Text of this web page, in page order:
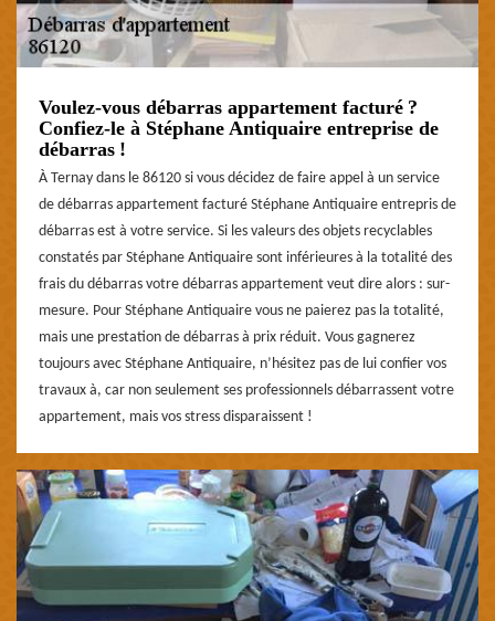
Voulez-vous débarras appartement facturé ?
Confiez-le à Stéphane Antiquaire entreprise de
débarras !
À Ternay dans le 86120 si vous décidez de faire appel à un service
de débarras appartement facturé Stéphane Antiquaire entrepris de
débarras est à votre service. Si les valeurs des objets recyclables
constatés par Stéphane Antiquaire sont inférieures à la totalité des
frais du débarras votre débarras appartement veut dire alors : sur-
mesure. Pour Stéphane Antiquaire vous ne paierez pas la totalité,
mais une prestation de débarras à prix réduit. Vous gagnerez
toujours avec Stéphane Antiquaire, n’hésitez pas de lui confier vos
travaux à, car non seulement ses professionnels débarrassent votre
appartement, mais vos stress disparaissent !